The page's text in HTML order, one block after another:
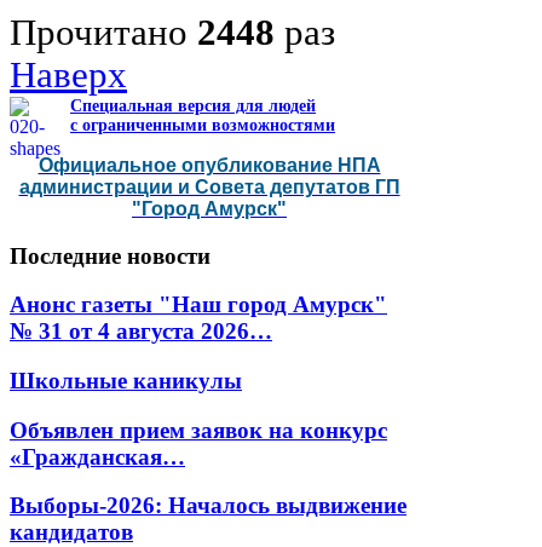
Прочитано 2448 раз
Наверх
Специальная версия для людей
с ограниченными возможностями
Официальное опубликование НПА
администрации и Совета депутатов ГП
"Город Амурск"
Последние новости
Анонс газеты "Наш город Амурск"
№ 31 от 4 августа 2026…
Школьные каникулы
Объявлен прием заявок на конкурс
«Гражданская…
Выборы-2026: Началось выдвижение
кандидатов